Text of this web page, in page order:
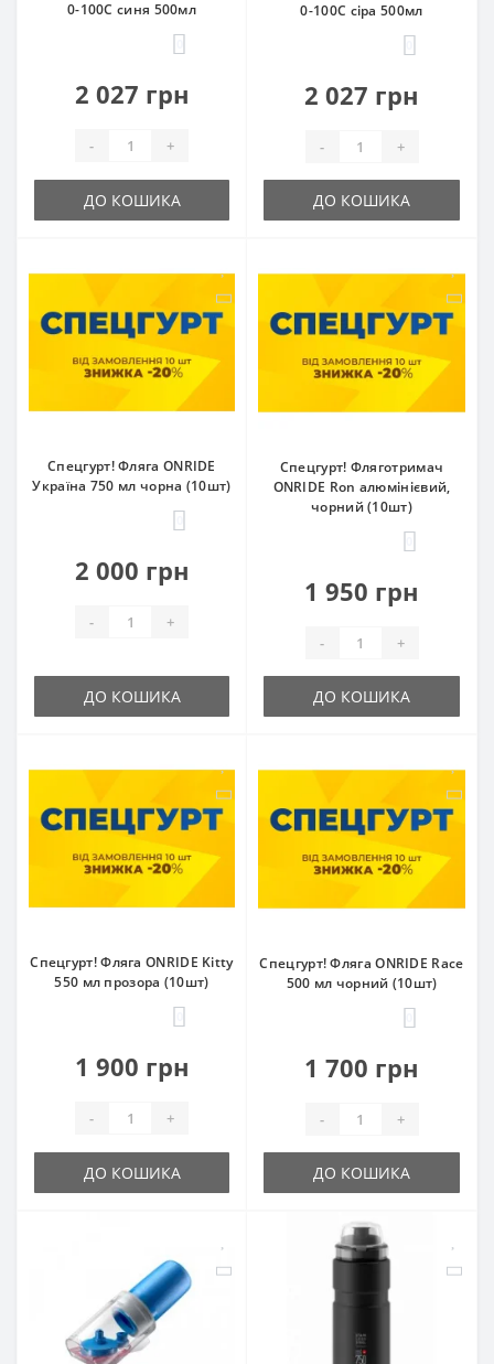
0-100C синя 500мл
2 027 грн
- +
ДО КОШИКА
0-100C сіра 500мл
2 027 грн
- +
ДО КОШИКА
Спецгурт! Фляга ONRIDE
Україна 750 мл чорна (10шт)
2 000 грн
- +
ДО КОШИКА
Спецгурт! Фляготримач
ONRIDE Ron алюмінієвий,
чорний (10шт)
1 950 грн
- +
ДО КОШИКА
Спецгурт! Фляга ONRIDE Kitty
550 мл прозора (10шт)
1 900 грн
- +
ДО КОШИКА
Спецгурт! Фляга ONRIDE Race
500 мл чорний (10шт)
1 700 грн
- +
ДО КОШИКА